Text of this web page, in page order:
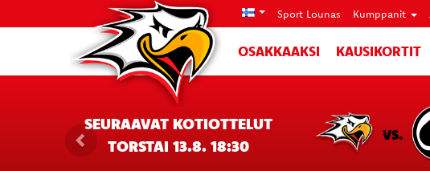
Sport Lounas Kumppanit
OSAKKAAKSI KAUSIKORTIT
SEURAAVAT KOTIOTTELUT
TORSTAI 13.8. 18:30
VS.